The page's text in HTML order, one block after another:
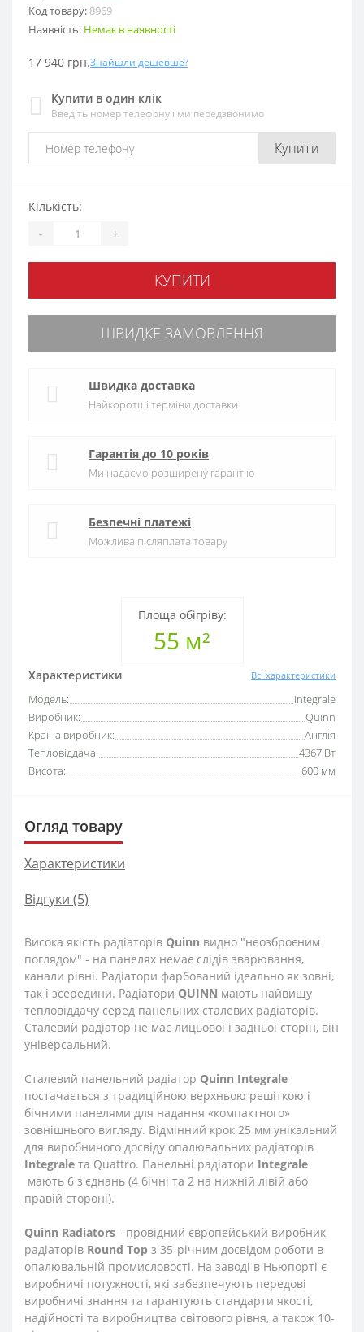
Код товару: 8969
Наявність: Немає в наявності
17 940 грн.Знайшли дешевше?
Купити в один клік
Введіть номер телефону і ми передзвонимо
Купити
Площа обігріву:
55 м²
Характеристики Всі характеристики
Модель:
Integrale
Виробник:
Quinn
Країна виробник:
Англія
Тепловіддача:
4367 Вт
Висота:
600 мм
Кількість:
- +
КУПИТИ
ШВИДКЕ ЗАМОВЛЕННЯ
Швидка доставка
Найкоротші терміни доставки
Гарантія до 10 років
Ми надаємо розширену гарантію
Безпечні платежі
Можлива післяплата товару
Огляд товару
Характеристики
Відгуки (5)
Висока якість радіаторів Quinn видно "неозброєним
поглядом" - на панелях немає слідів зварювання,
канали рівні. Радіатори фарбований ідеально як зовні,
так і зсередини. Радіатори QUINN мають найвищу
тепловіддачу серед панельних сталевих радіаторів.
Сталевий радіатор не має лицьової і задньої сторін, він
універсальний.
Сталевий панельний радіатор Quinn Integrale
постачається з традиційною верхньою решіткою і
бічними панелями для надання «компактного»
зовнішнього вигляду. Відмінний крок 25 мм унікальний
для виробничого досвіду опалювальних радіаторів
Integrale та Quattro. Панельні радіатори Integrale
мають 6 з'єднань (4 бічні та 2 на нижній лівій або
правій стороні).
Quinn Radiators - провідний європейський виробник
радіаторів Round Top з 35-річним досвідом роботи в
опалювальній промисловості. На заводі в Ньюпорті є
виробничі потужності, які забезпечують передові
виробничі знання та гарантують стандарти якості,
надійності та виробництва світового рівня, а також 10-